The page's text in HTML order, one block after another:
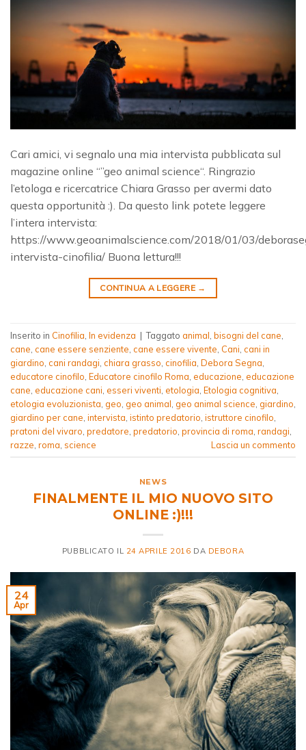
Cari amici, vi segnalo una mia intervista pubblicata sul
magazine online “”geo animal science“. Ringrazio
l’etologa e ricercatrice Chiara Grasso per avermi dato
questa opportunità :). Da questo link potete leggere
l’intera intervista:
https://www.geoanimalscience.com/2018/01/03/
intervista-cinofilia/ Buona lettura!!!
CONTINUA A LEGGERE →
Inserito in Cinofilia In evidenza | Taggato animal bisogni del cane
cane cane essere senziente cane essere vivente Cani cani in
giardino cani randagi chiara grasso cinofilia Debora Segna
educatore cinofilo Educatore cinofilo Roma educazione educazione
cane educazione cani esseri viventi etologia Etologia cognitiva
etologia evoluzionista geo geo animal geo animal science giardino
giardino per cane intervista istinto predatorio istruttore cinofilo
pratoni del vivaro predatore predatorio provincia di roma randagi
razze roma science Lascia un commento
NEWS
FINALMENTE IL MIO NUOVO SITO
ONLINE :)!!!
PUBBLICATO IL 24 APRILE 2016 DA DEBORA
24
Apr